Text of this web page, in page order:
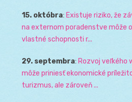
15. októbra: Existuje riziko, že
na externom poradenstve môže
vlastné schopnosti r...
29. septembra: Rozvoj veľkého
môže priniesť ekonomické
turizmus, ale zároveň ...